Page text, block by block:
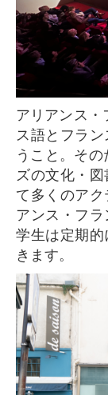
アリアンス・フランセーズの使命の1つは、フラン
ス語とフラ
うこと。そ
ズの文化・
て多くのア
アンス・フラ
学生は定期
きます。